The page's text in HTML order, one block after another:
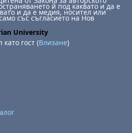
й под каквато и да е
и да е медия, носител или
със съгласието на Нов
University
гост (Влизане)